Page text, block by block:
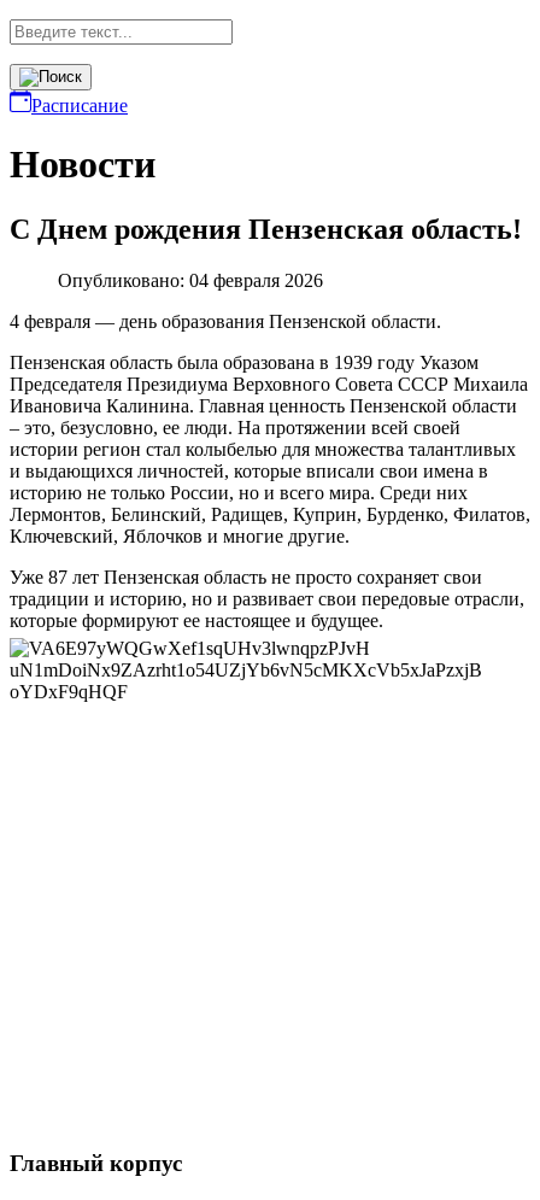
Расписание
Новости
С Днем рождения Пензенская область!
Опубликовано: 04 февраля 2026
4 февраля — день образования Пензенской области.
Пензенская область была образована в 1939 году Указом
Председателя Президиума Верховного Совета СССР Михаила
Ивановича Калинина. Главная ценность Пензенской области
– это, безусловно, ее люди. На протяжении всей своей
истории регион стал колыбелью для множества талантливых
и выдающихся личностей, которые вписали свои имена в
историю не только России, но и всего мира. Среди них
Лермонтов, Белинский, Радищев, Куприн, Бурденко, Филатов,
Ключевский, Яблочков и многие другие.
Уже 87 лет Пензенская область не просто сохраняет свои
традиции и историю, но и развивает свои передовые отрасли,
которые формируют ее настоящее и будущее.
Главный корпус